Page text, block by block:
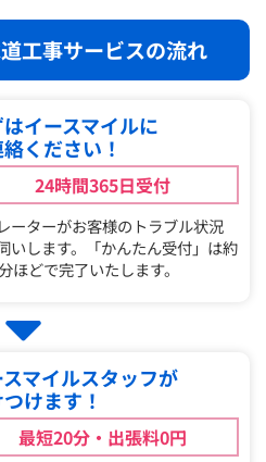
工事サービスの流れ
はイースマイルに
ください！
24時間365日受付
ーターがお客様のトラブル状況
いします。「かんたん受付」は約
ほどで完了いたします。
マイルスタッフが
けます！
最短20分・出張料0円